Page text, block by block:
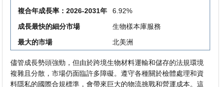
複合年成長率：2026-2031年
6.92%
成長最快的細分市場
生物樣本庫服務
最大的市場
北美洲
儘管成長勢頭強勁，但由於跨境生物材料運輸和儲存的法規環境
複雜且分散，市場仍面臨許多障礙。遵守各種關於檢體處理和資
料隱私的國際合規標準，會帶來巨大的物流挑戰和營運成本。這